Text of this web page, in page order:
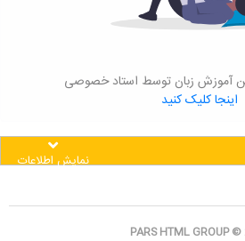
آموزش زبان توسط استاد خصوصی
اینجا کلیک کنید
نمایش اطلاعات
PARS HTML GROUP